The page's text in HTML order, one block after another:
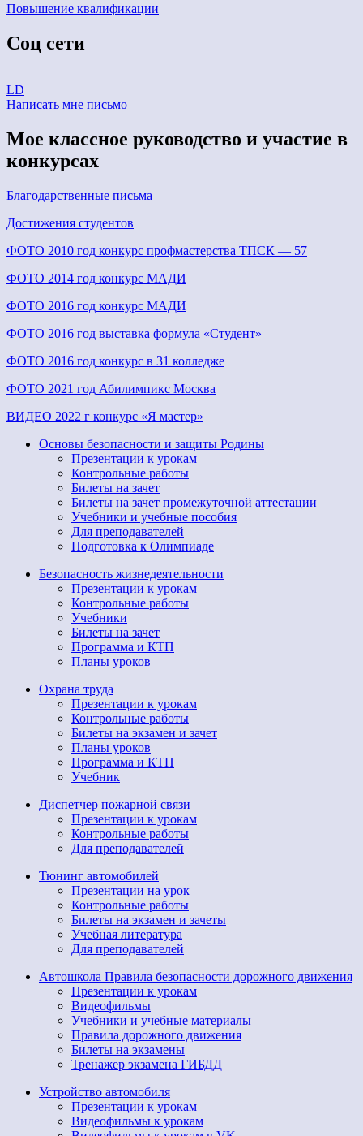
Повышение квалификации
Соц сети
LD
Написать мне письмо
Мое классное руководство и участие в
конкурсах
Благодарственные письма
Достижения студентов
ФОТО 2010 год конкурс профмастерства ТПСК — 57
ФОТО 2014 год конкурс МАДИ
ФОТО 2016 год конкурс МАДИ
ФОТО 2016 год выставка формула «Студент»
ФОТО 2016 год конкурс в 31 колледже
ФОТО 2021 год Абилимпикс Москва
ВИДЕО 2022 г конкурс «Я мастер»
Основы безопасности и защиты Родины
Презентации к урокам
Контрольные работы
Билеты на зачет
Билеты на зачет промежуточной аттестации
Учебники и учебные пособия
Для преподавателей
Подготовка к Олимпиаде
Безопасность жизнедеятельности
Презентации к урокам
Контрольные работы
Учебники
Билеты на зачет
Программа и КТП
Планы уроков
Охрана труда
Презентации к урокам
Контрольные работы
Билеты на экзамен и зачет
Планы уроков
Программа и КТП
Учебник
Диспетчер пожарной связи
Презентации к урокам
Контрольные работы
Для преподавателей
Тюнинг автомобилей
Презентации на урок
Контрольные работы
Билеты на экзамен и зачеты
Учебная литература
Для преподавателей
Автошкола Правила безопасности дорожного движения
Презентации к урокам
Видеофильмы
Учебники и учебные материалы
Правила дорожного движения
Билеты на экзамены
Тренажер экзамена ГИБДД
Устройство автомобиля
Презентации к урокам
Видеофильмы к урокам